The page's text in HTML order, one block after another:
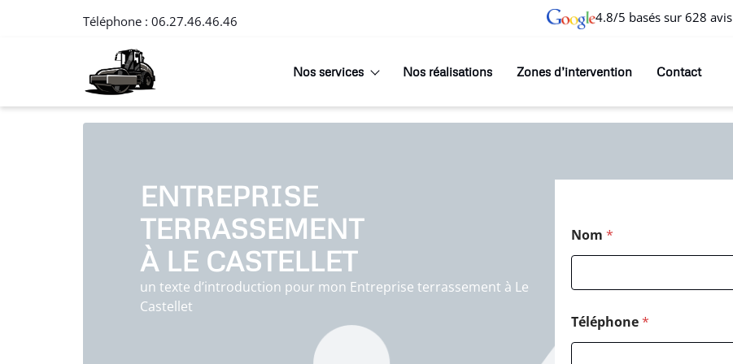
Téléphone : 06.27.46.46.46 4.8/5 basés sur 628 avis
Nos services Nos réalisations Zones d’intervention Contact
ENTREPRISE
TERRASSEMENT
À LE CASTELLET
un texte d’introduction pour mon Entreprise terrassement à Le
Castellet
-
m
i
N
o
m
Nom *
Téléphone*